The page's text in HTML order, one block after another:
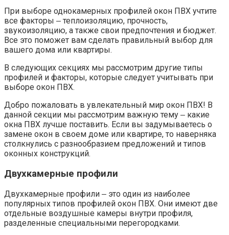
При выборе однокамерных профилей окон ПВХ учтите
все факторы ‒ теплоизоляцию, прочность,
звукоизоляцию, а также свои предпочтения и бюджет.
Все это поможет вам сделать правильный выбор для
вашего дома или квартиры.​
В следующих секциях мы рассмотрим другие типы
профилей и факторы, которые следует учитывать при
выборе окон ПВХ.
Добро пожаловать в увлекательный мир окон ПВХ!​ В
данной секции мы рассмотрим важную тему ‒ какие
окна ПВХ лучше поставить. Если вы задумываетесь о
замене окон в своем доме или квартире, то наверняка
столкнулись с разнообразием предложений и типов
оконных конструкций.​
Двухкамерные профили
Двухкамерные профили ‒ это один из наиболее
популярных типов профилей окон ПВХ.​ Они имеют две
отдельные воздушные камеры внутри профиля,
разделенные специальными перегородками.​